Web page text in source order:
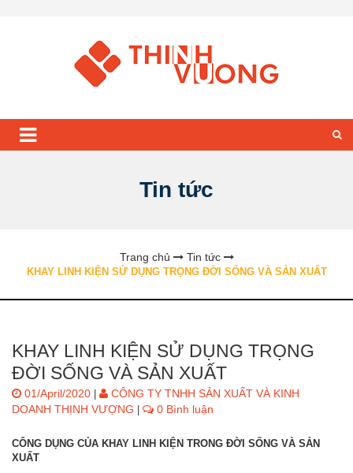
Tin tức
Trang chủ Tin tức
KHAY LINH KIỆN SỬ DỤNG TRỌNG ĐỜI SỐNG VÀ SẢN XUẤT
KHAY LINH KIỆN SỬ DỤNG TRỌNG
ĐỜI SỐNG VÀ SẢN XUẤT
01/April/2020
CÔNG TY TNHH SẢN XUẤT VÀ KINH
DOANH THỊNH VƯỢNG
0 Bình luận
CÔNG DỤNG CỦA KHAY LINH KIỆN TRONG ĐỜI SỐNG VÀ SẢN
XUẤT